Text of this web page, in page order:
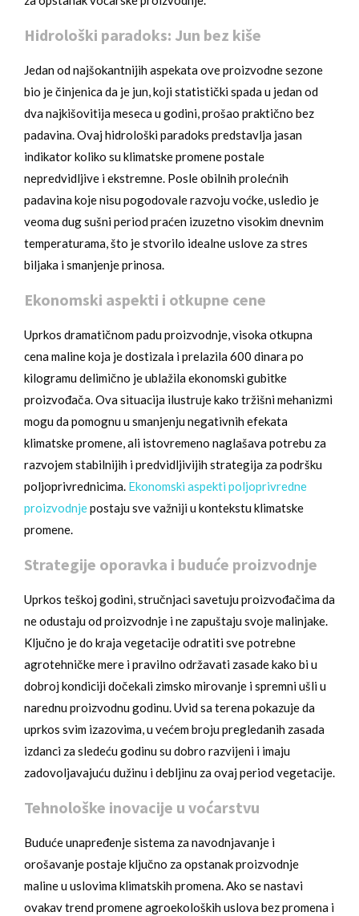
Hidrološki paradoks: Jun bez kiše
Jedan od najšokantnijih aspekata ove proizvodne sezone
bio je činjenica da je jun, koji statistički spada u jedan od
dva najkišovitija meseca u godini, prošao praktično bez
padavina. Ovaj hidrološki paradoks predstavlja jasan
indikator koliko su klimatske promene postale
nepredvidljive i ekstremne. Posle obilnih prolećnih
padavina koje nisu pogodovale razvoju voćke, usledio je
veoma dug sušni period praćen izuzetno visokim dnevnim
temperaturama, što je stvorilo idealne uslove za stres
biljaka i smanjenje prinosa.
Ekonomski aspekti i otkupne cene
Uprkos dramatičnom padu proizvodnje, visoka otkupna
cena maline koja je dostizala i prelazila 600 dinara po
kilogramu delimično je ublažila ekonomski gubitke
proizvođača. Ova situacija ilustruje kako tržišni mehanizmi
mogu da pomognu u smanjenju negativnih efekata
klimatske promene, ali istovremeno naglašava potrebu za
razvojem stabilnijih i predvidljivijih strategija za podršku
poljoprivrednicima. Ekonomski aspekti poljoprivredne
proizvodnjepostaju sve važniji u kontekstu klimatske
promene.
Strategije oporavka i buduće proizvodnje
Uprkos teškoj godini, stručnjaci savetuju proizvođačima da
ne odustaju od proizvodnje i ne zapuštaju svoje malinjake.
Ključno je do kraja vegetacije odratiti sve potrebne
agrotehničke mere i pravilno održavati zasade kako bi u
dobroj kondiciji dočekali zimsko mirovanje i spremni ušli u
narednu proizvodnu godinu. Uvid sa terena pokazuje da
uprkos svim izazovima, u većem broju pregledanih zasada
izdanci za sledeću godinu su dobro razvijeni i imaju
zadovoljavajuću dužinu i debljinu za ovaj period vegetacije.
Tehnološke inovacije u voćarstvu
Buduće unapređenje sistema za navodnjavanje i
orošavanje postaje ključno za opstanak proizvodnje
maline u uslovima klimatskih promena. Ako se nastavi
ovakav trend promene agroekoloških uslova bez promena i